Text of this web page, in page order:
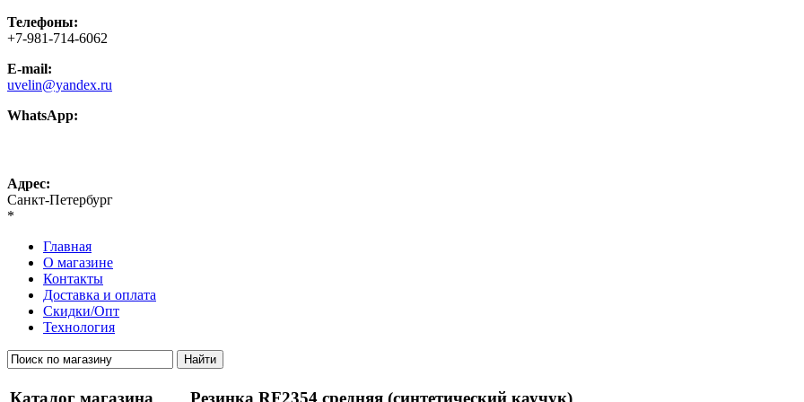
Телефоны:
+7-981-714-6062
E-mail:
uvelin@yandex.ru
WhatsApp:
Адрес:
Санкт-Петербург
*
Главная
О магазине
Контакты
Доставка и оплата
Скидки/Опт
Технология
Каталог магазина Резинка RF2354 средняя (синтетический каучук)